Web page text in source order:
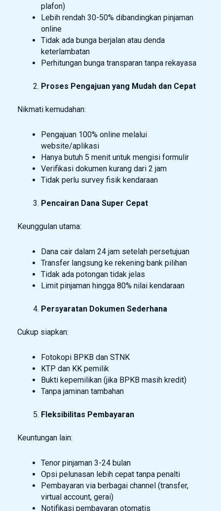
plafon)
Lebih rendah 30-50% dibandingkan pinjaman
online
Tidak ada bunga berjalan atau denda
keterlambatan
Perhitungan bunga transparan tanpa rekayasa
Proses Pengajuan yang Mudah dan Cepat
Nikmati kemudahan:
Pengajuan 100% online melalui
website/aplikasi
Hanya butuh 5 menit untuk mengisi formulir
Verifikasi dokumen kurang dari 2 jam
Tidak perlu survey fisik kendaraan
Pencairan Dana Super Cepat
Keunggulan utama:
Dana cair dalam 24 jam setelah persetujuan
Transfer langsung ke rekening bank pilihan
Tidak ada potongan tidak jelas
Limit pinjaman hingga 80% nilai kendaraan
Persyaratan Dokumen Sederhana
Cukup siapkan:
Fotokopi BPKB dan STNK
KTP dan KK pemilik
Bukti kepemilikan (jika BPKB masih kredit)
Tanpa jaminan tambahan
Fleksibilitas Pembayaran
Keuntungan lain:
Tenor pinjaman 3-24 bulan
Opsi pelunasan lebih cepat tanpa penalti
Pembayaran via berbagai channel (transfer,
virtual account, gerai)
Notifikasi pembayaran otomatis